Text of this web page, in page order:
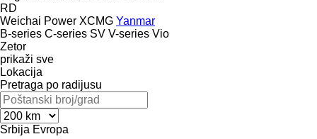
RD
Weichai Power XCMG Yanmar
B-series C-series SV V-series Vio
Zetor
prikaži sve
Lokacija
Pretraga po radijusu
Srbija Evropa